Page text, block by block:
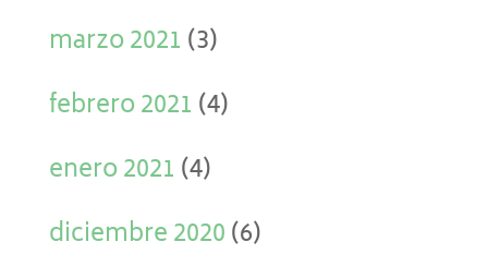
marzo 2021 (3)
febrero 2021 (4)
enero 2021 (4)
diciembre 2020(6)